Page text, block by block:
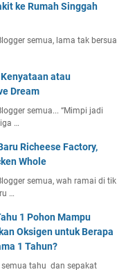
ke Rumah Singgah
semua, lama tak bersua
atau
Dream
semua... “Mimpi jadi
…
Richeese Factory,
Whole
semua, wah ramai di tik
…
1 Pohon Mampu
Oksigen untuk Berapa
1 Tahun?
tahu dan sepakat